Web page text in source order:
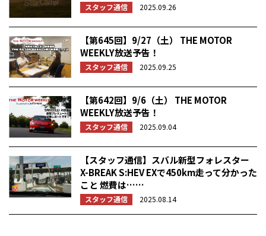
スタッフ通信 2025.09.26
【第645回】9/27（土） THE MOTOR
WEEKLY放送予告！
スタッフ通信 2025.09.25
【第642回】9/6（土） THE MOTOR
WEEKLY放送予告！
スタッフ通信 2025.09.04
【スタッフ通信】スバル新型フォレスター
X-BREAK S:HEV EXで450km走って分かった
こと 燃費は……
スタッフ通信 2025.08.14